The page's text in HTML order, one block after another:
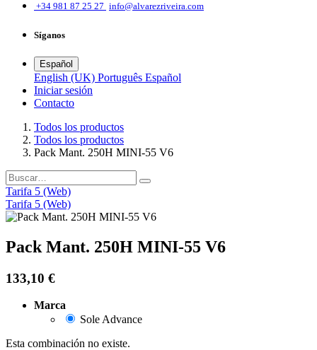
+34 981 87 25 27 info@alvarezriveira.com
Síganos
Español
English (UK) Português Español
Iniciar sesión
​Contacto
Todos los productos
Todos los productos
Pack Mant. 250H MINI-55 V6
Tarifa 5 (Web)
Tarifa 5 (Web)
Pack Mant. 250H MINI-55 V6
133,10 €
Marca
Sole Advance
Esta combinación no existe.